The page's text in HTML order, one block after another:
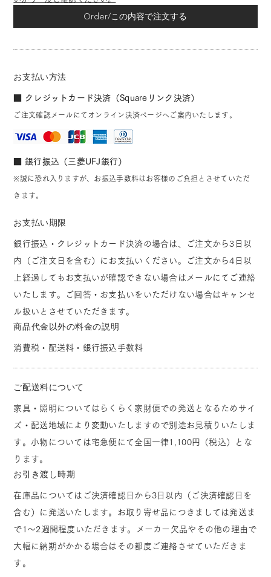
Order/この内容で注文する
お支払い方法
■ クレジットカード決済（Squareリンク決済）
ご注文確認メールにてオンライン決済ページへご案内いたします。
■ 銀行振込（三菱UFJ銀行）
※誠に恐れ入りますが、お振込手数料はお客様のご負担とさせていただ
きます。
お支払い期限
銀行振込・クレジットカード決済の場合は、ご注文から3日以
内（ご注文日を含む）にお支払いください。ご注文から4日以
上経過してもお支払いが確認できない場合はメールにてご連絡
いたします。ご回答・お支払いをいただけない場合はキャンセ
ル扱いとさせていただきます。
商品代金以外の料金の説明
消費税・配送料・銀行振込手数料
ご配送料について
家具・照明についてはらくらく家財便での発送となるためサイ
ズ・配送地域により変動いたしますので別途お見積りいたしま
す。小物については宅急便にて全国一律1,100円（税込）とな
ります。
お引き渡し時期
在庫品についてはご決済確認日から3日以内（ご決済確認日を
含む）に発送いたします。お取り寄せ品につきましては発送ま
で1～2週間程度いただきます。メーカー欠品やその他の理由で
大幅に納期がかかる場合はその都度ご連絡させていただきま
す。